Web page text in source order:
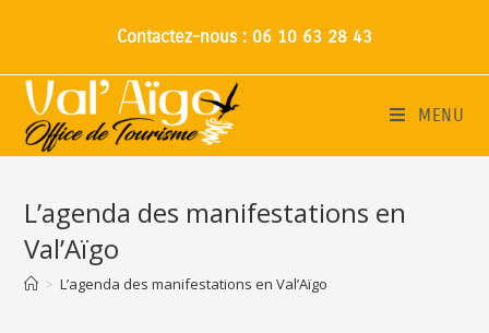
Contactez-nous : 06 10 63 28 43
MENU
L’agenda des manifestations en
Val’Aïgo
> L’agenda des manifestations en Val’Aïgo